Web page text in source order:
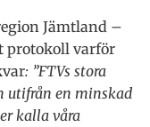
Jämtland –
protokoll varför
: ”FTVs stora
utifrån en minskad
kalla våra